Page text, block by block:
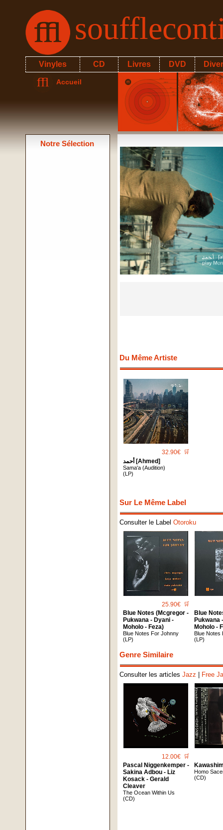
Vinyles CD Livres DVD
Accueil
Notre Sélection
Du Même Artiste
32.90€ 🛒
أحمد [Ahmed]
Sama'a (Audition)
(LP)
Sur Le Même Label
Consulter le LabelOtoroku
25.90€ 🛒
Blue Notes (Mcgregor -
Pukwana - Dyani -
Moholo - Feza)
Blue Notes For Johnny
(LP)
Blue
Pukwana
Moholo -
Blue Notes
(LP)
Genre Similaire
Consulter les articlesJazz | Free
12.00€ 🛒
Pascal Niggenkemper -
Sakina Adbou - Liz
Kosack - Gerald
Cleaver
The Ocean Within Us
(CD)
Homo
(CD)